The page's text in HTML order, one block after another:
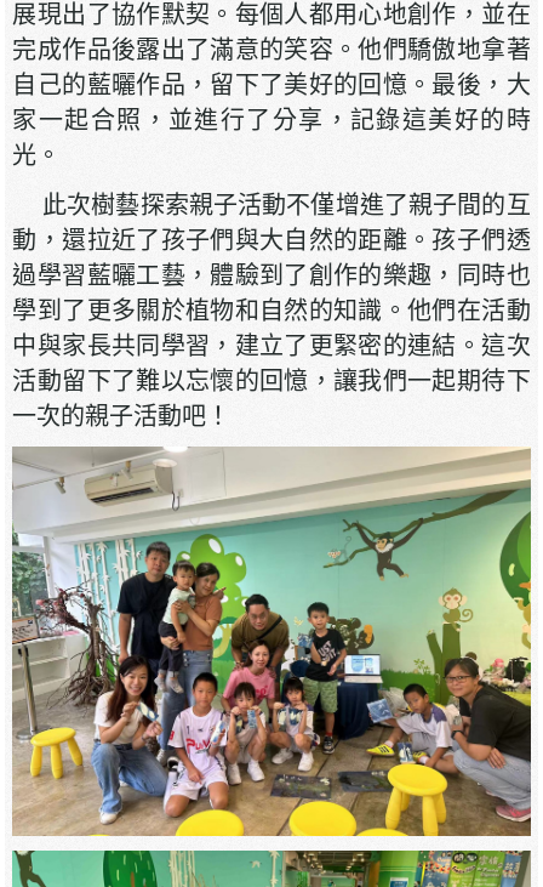
展現出了協作默契。每個人都用心地創作，並在
完成作品後露出了滿意的笑容。他們驕傲地拿著
自己的藍曬作品，留下了美好的回憶。最後，大
家一起合照，並進行了分享，記錄這美好的時
光。
此次樹藝探索親子活動不僅增進了親子間的互
動，還拉近了孩子們與大自然的距離。孩子們透
過學習藍曬工藝，體驗到了創作的樂趣，同時也
學到了更多關於植物和自然的知識。他們在活動
中與家長共同學習，建立了更緊密的連結。這次
活動留下了難以忘懷的回憶，讓我們一起期待下
一次的親子活動吧！